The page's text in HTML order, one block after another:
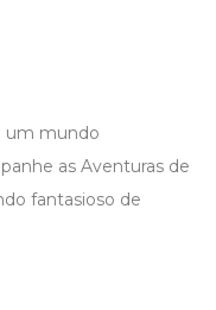
um mundo
as Aventuras de
fantasioso de